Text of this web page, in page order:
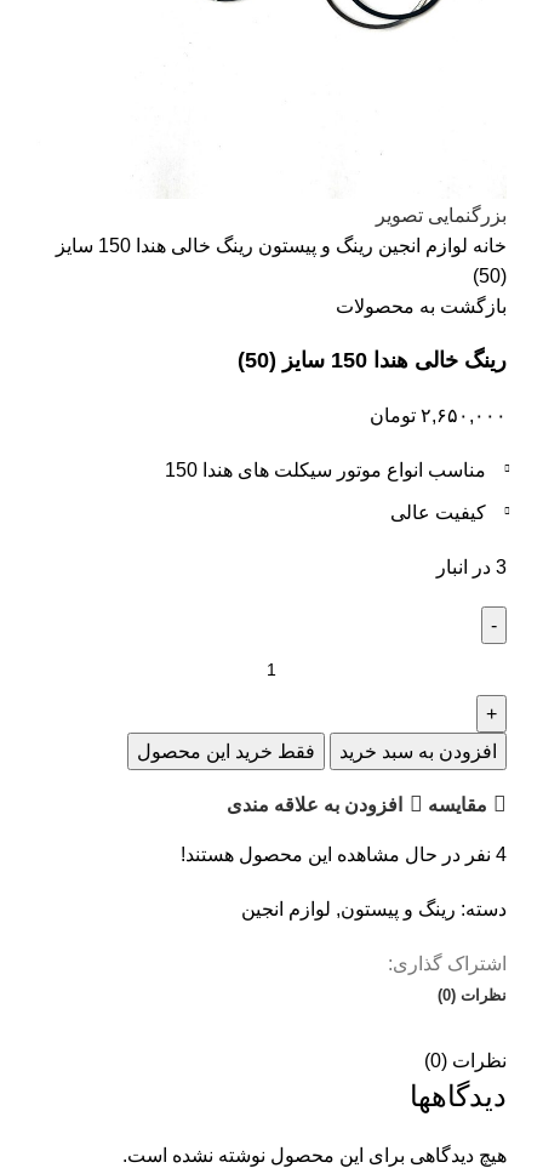
بزرگنمایی تصویر
خانه لوازم انجین رینگ و پیستون
رینگ خالی هندا 150 سایز
(50)
بازگشت به محصولات
رینگ خالی هندا 150 سایز (50)
۲,۶۵۰,۰۰۰ تومان
مناسب انواع موتور سیکلت های هندا 150
کیفیت عالی
3 در انبار
افزودن به سبد خرید فقط خرید این محصول
مقایسه افزودن به علاقه مندی
4 نفر در حال مشاهده این محصول هستند!
دسته: رینگ و پیستون, لوازم انجین
اشتراک گذاری:
نظرات (0)
نظرات (0)
دیدگاهها
هیچ دیدگاهی برای این محصول نوشته نشده است.